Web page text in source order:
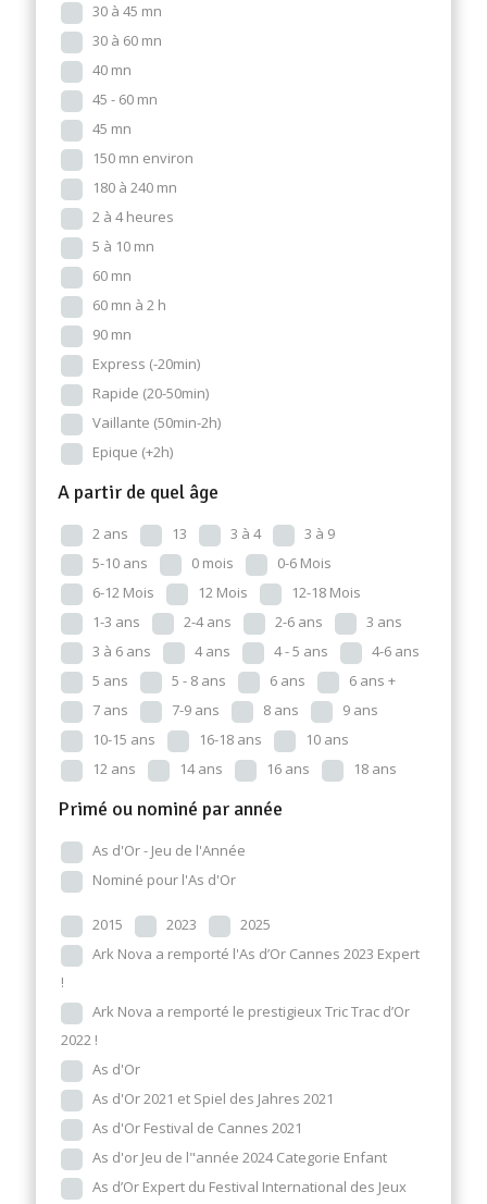
30 à 45 mn
30 à 60 mn
40 mn
45 - 60 mn
45 mn
150 mn environ
180 à 240 mn
2 à 4 heures
5 à 10 mn
60 mn
60 mn à 2 h
90 mn
Express (-20min)
Rapide (20-50min)
Vaillante (50min-2h)
Epique (+2h)
A partir de quel âge
2 ans 13 3 à 4
3 à 9
5-10 ans
0 mois
0-6 Mois
6-12 Mois
12 Mois
12-18 Mois
1-3 ans
2-4 ans 2-6 ans
3 ans
3 à 6 ans
4 ans 4 - 5 ans
4-6 ans
5 ans
5 - 8 ans 6 ans
6 ans +
7 ans
7-9 ans 8 ans
9 ans
10-15 ans
16-18 ans
10 ans
12 ans
14 ans 16 ans 18 ans
Primé ou nominé par année
As d'Or - Jeu de l'Année
Nominé pour l'As d'Or
2015 2023
2025
Ark Nova a remporté l'As d’Or Cannes 2023 Expert
!
Ark Nova a remporté le prestigieux Tric Trac d’Or
2022 !
As d'Or
As d'Or 2021 et Spiel des Jahres 2021
As d'Or Festival de Cannes 2021
As d'or Jeu de l"année 2024 Categorie Enfant
As d’Or Expert du Festival International des Jeux